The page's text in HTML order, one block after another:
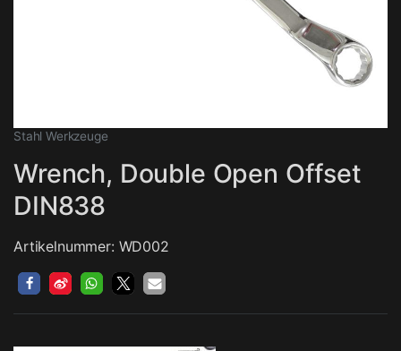
Stahl Werkzeuge
Wrench, Double Open Offset
DIN838
Artikelnummer: WD002